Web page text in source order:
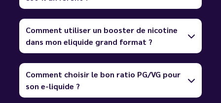
Comment utiliser un booster de nicotine
dans mon eliquide grand format ?
Comment choisir le bon ratio PG/VG pour
son e-liquide ?